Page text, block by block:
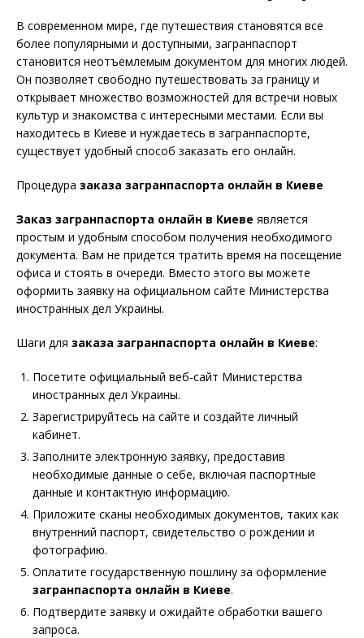
В современном мире, где путешествия становятся все
более популярными и доступными, загранпаспорт
становится неотъемлемым документом для многих людей.
Он позволяет свободно путешествовать за границу и
открывает множество возможностей для встречи новых
культур и знакомства с интересными местами. Если вы
находитесь в Киеве и нуждаетесь в загранпаспорте,
существует удобный способ заказать его онлайн.
Процедура заказа загранпаспорта онлайн в Киеве
Заказ загранпаспорта онлайн в Киеве является
простым и удобным способом получения необходимого
документа. Вам не придется тратить время на посещение
офиса и стоять в очереди. Вместо этого вы можете
оформить заявку на официальном сайте Министерства
иностранных дел Украины.
Шаги для заказа загранпаспорта онлайн в Киеве:
Посетите официальный веб-сайт Министерства
иностранных дел Украины.
Зарегистрируйтесь на сайте и создайте личный
кабинет.
Заполните электронную заявку, предоставив
необходимые данные о себе, включая паспортные
данные и контактную информацию.
Приложите сканы необходимых документов, таких как
внутренний паспорт, свидетельство о рождении и
фотографию.
Оплатите государственную пошлину за оформление
загранпаспорта онлайн в Киеве.
Подтвердите заявку и ожидайте обработки вашего
запроса.